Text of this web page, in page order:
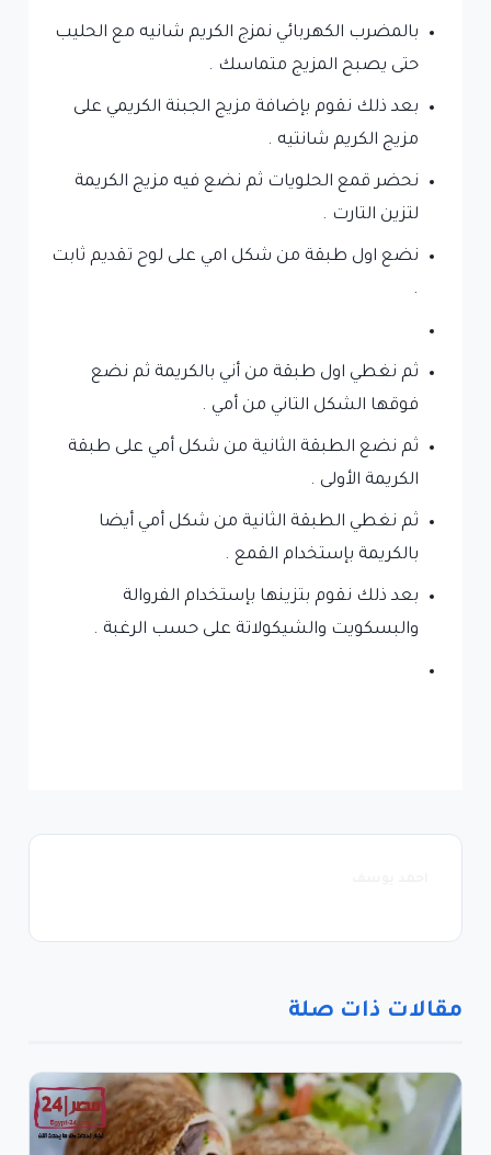
بالمضرب الكهربائي نمزج الكريم شانيه مع الحليب
حتى يصبح المزيج متماسك .
بعد ذلك نقوم بإضافة مزيج الجبنة الكريمي على
مزيج الكريم شانتيه .
نحضر قمع الحلويات ثم نضع فيه مزيج الكريمة
لتزين التارت .
نضع اول طبقة من شكل امي على لوح تقديم ثابت
.
ثم نغطي اول طبقة من أني بالكريمة ثم نضع
فوقها الشكل التاني من أمي .
ثم نضع الطبقة الثانية من شكل أمي على طبقة
الكريمة الأولى .
ثم نغطي الطبقة الثانية من شكل أمي أيضا
بالكريمة بإستخدام القمع .
بعد ذلك نقوم بتزينها بإستخدام الفروالة
والبسكويت والشيكولاتة على حسب الرغبة .
مقالات ذات صلة